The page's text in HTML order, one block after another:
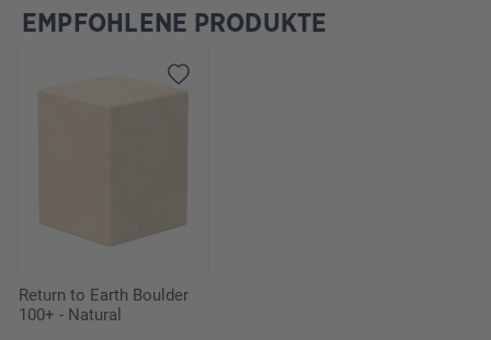
Produktgalerie überspringen
EMPFOHLENE PRODUKTE
Return to Earth Boulder
100+ - Natural